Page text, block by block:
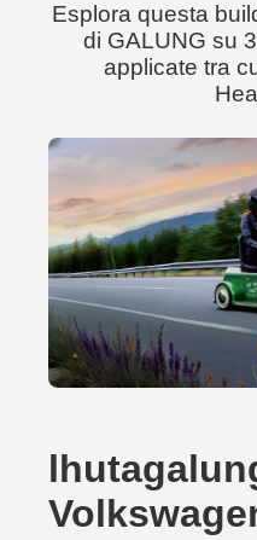
Esplora questa
di GALUNG su
applicate tra